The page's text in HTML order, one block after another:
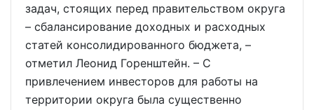
задач, стоящих перед правительством округа
– сбалансирование доходных и расходных
статей консолидированного бюджета, –
отметил Леонид Горенштейн. – С
привлечением инвесторов для работы на
территории округа была существенно